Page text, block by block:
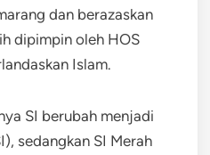
dan berazaskan
dipimpin oleh HOS
Islam.
SI berubah menjadi
sedangkan SI Merah